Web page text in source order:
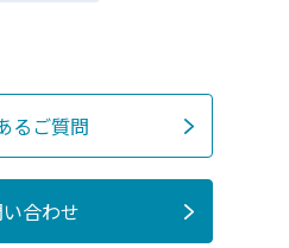
るご質問
合わせ